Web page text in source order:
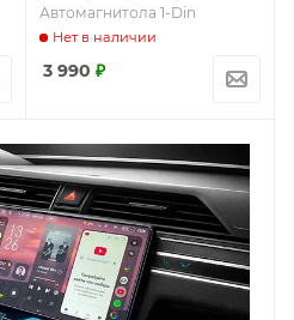
Автомагнитола 1-Din
Нет в наличии
3 990 ₽